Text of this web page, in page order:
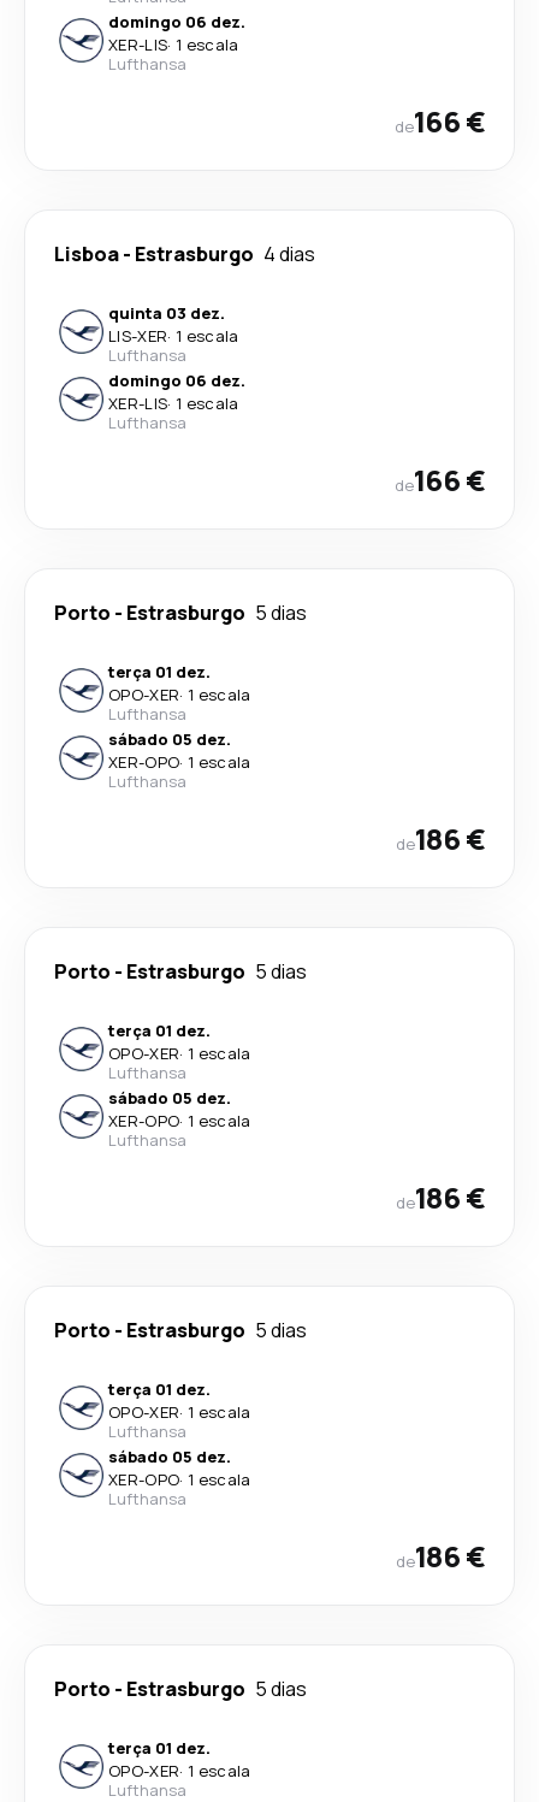
domingo 06 dez.
XER-LIS· 1 escala
Lufthansa
de166 €
Lisboa- Estrasburgo 4 dias
quinta 03 dez.
LIS-XER· 1 escala
Lufthansa
domingo 06 dez.
XER-LIS· 1 escala
Lufthansa
de166 €
Porto - Estrasburgo 5 dias
terça 01 dez.
OPO-XER· 1 escala
Lufthansa
sábado 05 dez.
XER-OPO· 1 escala
Lufthansa
de186 €
Porto - Estrasburgo 5 dias
terça 01 dez.
OPO-XER· 1 escala
Lufthansa
sábado 05 dez.
XER-OPO· 1 escala
Lufthansa
de186 €
Porto - Estrasburgo 5 dias
terça 01 dez.
OPO-XER· 1 escala
Lufthansa
sábado 05 dez.
XER-OPO· 1 escala
Lufthansa
de186 €
Porto - Estrasburgo 5 dias
terça 01 dez.
OPO-XER· 1 escala
Lufthansa